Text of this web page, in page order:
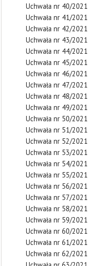
Uchwała nr 40/2021
Uchwała nr 41/2021
Uchwała nr 42/2021
Uchwała nr 43/2021
Uchwała nr 44/2021
Uchwała nr 45/2021
Uchwała nr 46/2021
Uchwała nr 47/2021
Uchwała nr 48/2021
Uchwała nr 49/2021
Uchwała nr 50/2021
Uchwała nr 51/2021
Uchwała nr 52/2021
Uchwała nr 53/2021
Uchwała nr 54/2021
Uchwała nr 55/2021
Uchwała nr 56/2021
Uchwała nr 57/2021
Uchwała nr 58/2021
Uchwała nr 59/2021
Uchwała nr 60/2021
Uchwała nr 61/2021
Uchwała nr 62/2021